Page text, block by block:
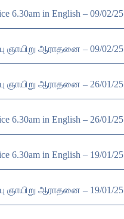
6.30am in English – 09/02/25
ஞாயிறு ஆராதனை – 09/02/25
ஞாயிறு ஆராதனை – 26/01/25
6.30am in English – 26/01/25
6.30am in English – 19/01/25
ஞாயிறு ஆராதனை – 19/01/25